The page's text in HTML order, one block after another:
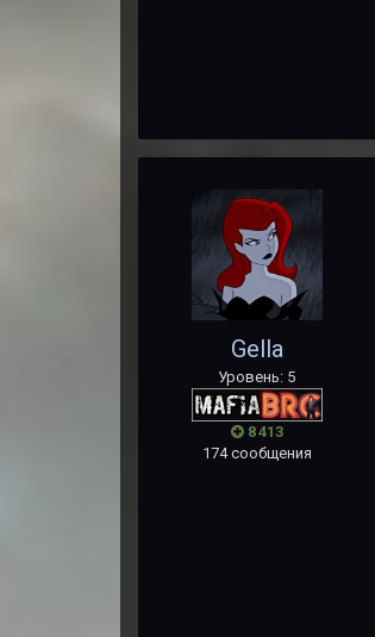
Gella
Уровень: 5
8 413
174 сообщения